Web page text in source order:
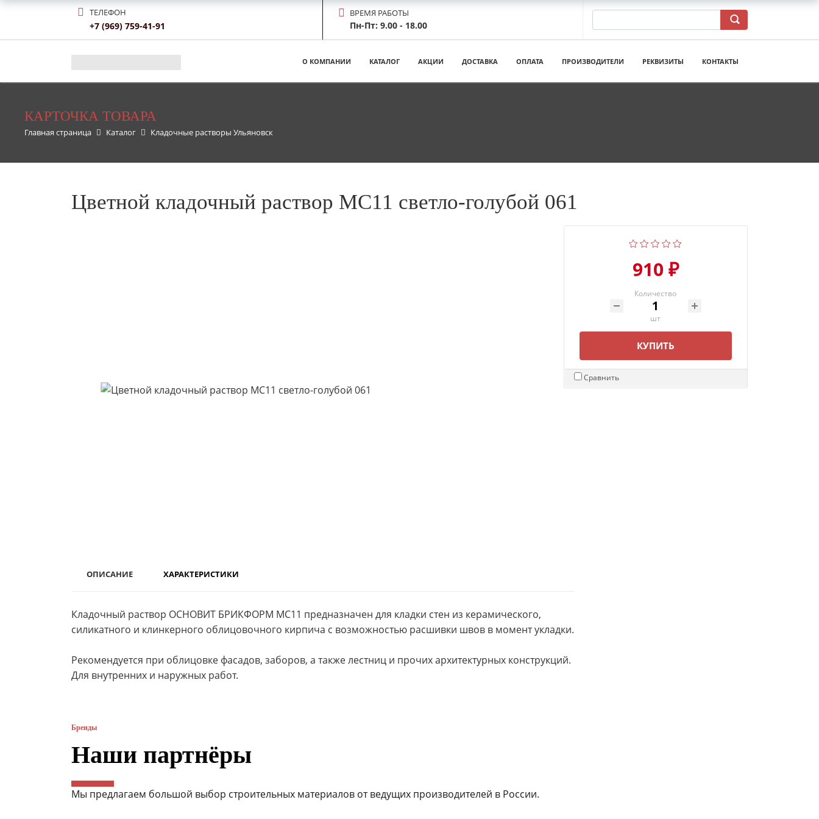
ТЕЛЕФОН
+7 (969) 759-41-91
ВРЕМЯ РАБОТЫ
Пн-Пт: 9.00 - 18.00
О КОМПАНИИ КАТАЛОГ АКЦИИ ДОСТАВКА ОПЛАТА ПРОИЗВОДИТЕЛИ РЕКВИЗИТЫ КОНТАКТЫ
КАРТОЧКА ТОВАРА
Главная страница Каталог Кладочные растворы Ульяновск
Цветной кладочный раствор МС11 светло-голубой 061
910 ₽
Количество
шт
КУПИТЬ
Сравнить
ОПИСАНИЕ ХАРАКТЕРИСТИКИ
Кладочный раствор ОСНОВИТ БРИКФОРМ МС11 предназначен для кладки стен из керамического,
силикатного и клинкерного облицовочного кирпича с возможностью расшивки швов в момент укладки.
Рекомендуется при облицовке фасадов, заборов, а также лестниц и прочих архитектурных конструкций.
Для внутренних и наружных работ.
Бренды
Наши партнёры
Мы предлагаем большой выбор строительных материалов от ведущих производителей в России.